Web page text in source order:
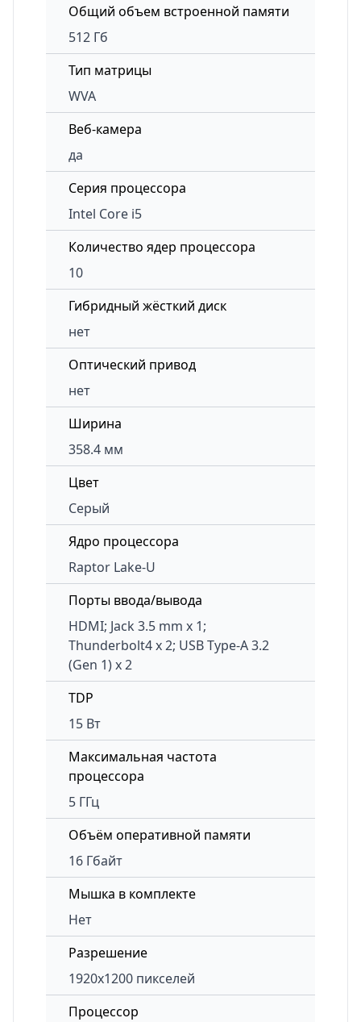
Общий объем встроенной памяти
512 Гб
Тип матрицы
WVA
Веб-камера
да
Серия процессора
Intel Core i5
Количество ядер процессора
10
Гибридный жёсткий диск
нет
Оптический привод
нет
Ширина
358.4 мм
Цвет
Серый
Ядро процессора
Raptor Lake-U
Порты ввода/вывода
HDMI; Jack 3.5 mm x 1;
Thunderbolt4 x 2; USB Type-A 3.2
(Gen 1) x 2
TDP
15 Вт
Максимальная частота
процессора
5 ГГц
Объём оперативной памяти
16 Гбайт
Мышка в комплекте
Нет
Разрешение
1920x1200 пикселей
Процессор